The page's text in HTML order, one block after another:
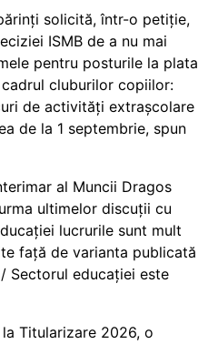
solicită, într-o petiție,
ISMB de a nu mai
pentru posturile la plata
cluburilor copiilor:
de activități extrașcolare
de la 1 septembrie, spun
al Muncii Dragos
ultimelor discuții cu
lucrurile sunt mult
față de varianta publicată
Sectorul educației este
Titularizare 2026, o